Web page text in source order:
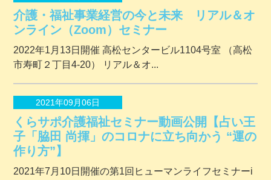
介護・福祉事業経営の今と未来 リアル＆オ
ンライン（Zoom）セミナー
2022年1月13日開催 ⾼松センタービル1104号室 （⾼松
市寿町２丁⽬4-20） リアル＆オ...
2021年09月06日
くらサポ介護福祉セミナー動画公開【占い王
子「脇田 尚揮」のコロナに立ち向かう “運の
作り方”】
2021年7月10日開催の第1回ヒューマンライフセミナーi